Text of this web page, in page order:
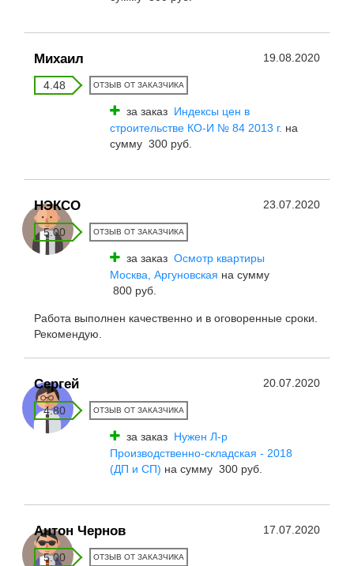
Михаил 19.08.2020
4.48 ОТЗЫВ ОТ ЗАКАЗЧИКА
за заказ Индексы цен в
строительстве КО-И № 84 2013 г. на
сумму 300 руб.
НЭКСО 23.07.2020
5.00 ОТЗЫВ ОТ ЗАКАЗЧИКА
за заказ Осмотр квартиры
Москва, Аргуновская на сумму
800 руб.
Работа выполнен качественно и в оговоренные сроки.
Рекомендую.
Сергей 20.07.2020
4.80 ОТЗЫВ ОТ ЗАКАЗЧИКА
за заказ Нужен Л-р
Производственно-складская - 2018
(ДП и СП) на сумму 300 руб.
Антон Чернов 17.07.2020
5.00 ОТЗЫВ ОТ ЗАКАЗЧИКА